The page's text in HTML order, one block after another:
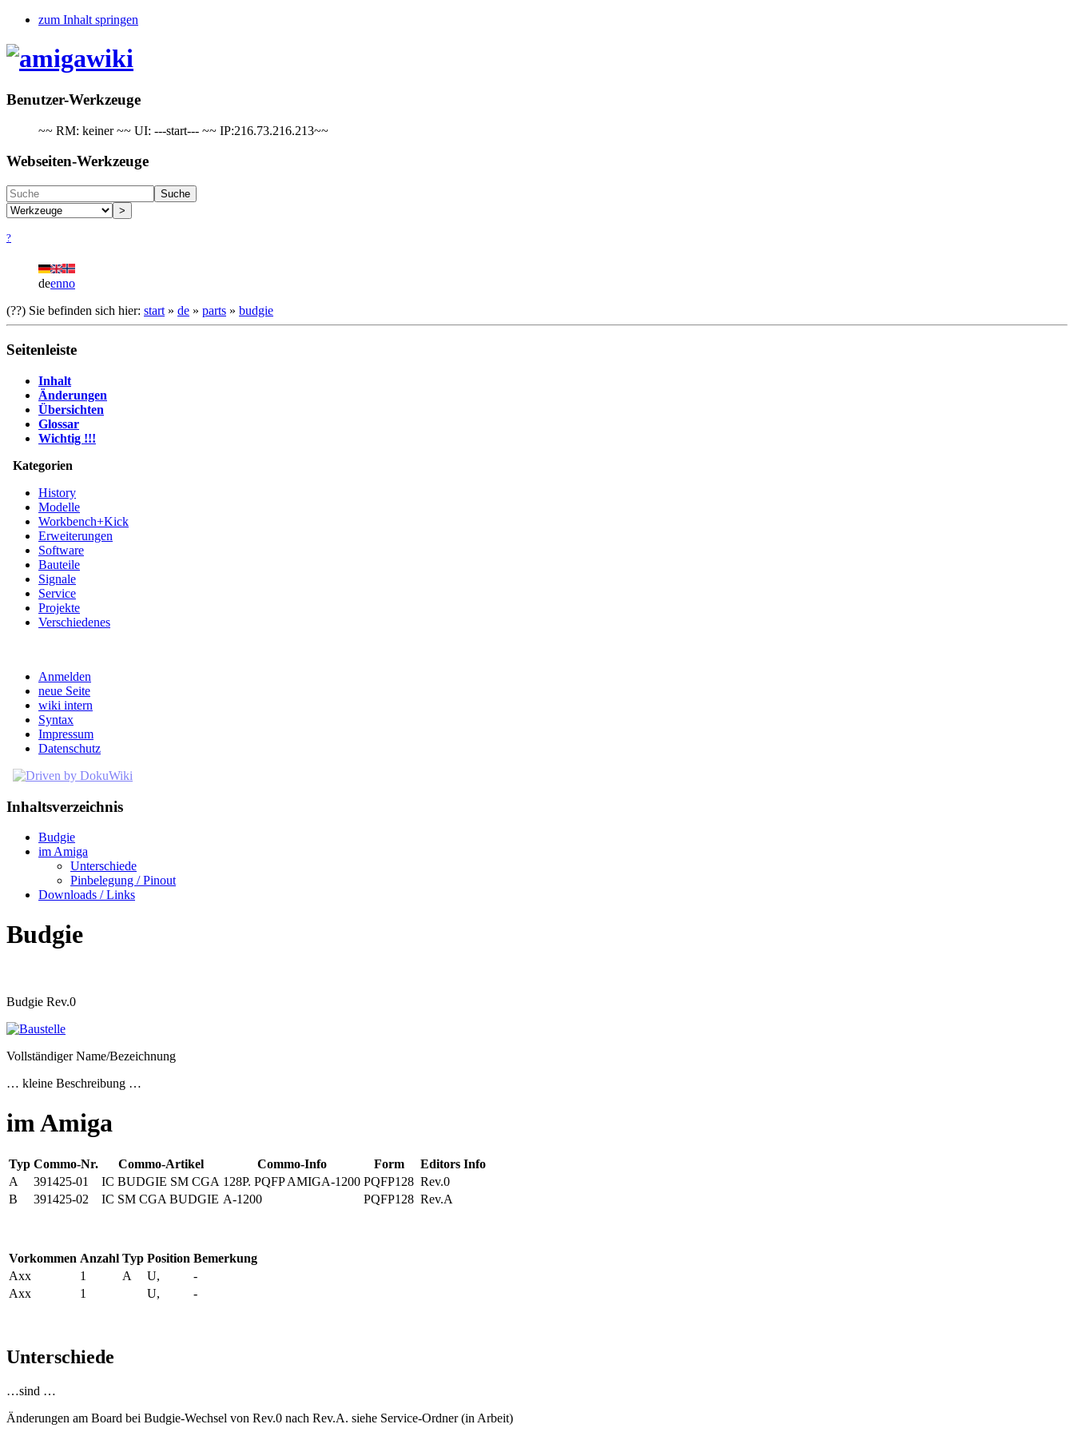
zum Inhalt springen
Benutzer-Werkzeuge
~~ RM: keiner ~~ UI: ---start--- ~~ IP:216.73.216.213~~
Webseiten-Werkzeuge
Suche
>
?
deenno
(??) Sie befinden sich hier: start » de » parts » budgie
Seitenleiste
Inhalt
Änderungen
Übersichten
Glossar
Wichtig !!!
Kategorien
History
Modelle
Workbench+Kick
Erweiterungen
Software
Bauteile
Signale
Service
Projekte
Verschiedenes
Anmelden
neue Seite
wiki intern
Syntax
Impressum
Datenschutz
Inhaltsverzeichnis
Budgie
im Amiga
Unterschiede
Pinbelegung / Pinout
Downloads / Links
Budgie
Budgie Rev.0
Vollständiger Name/Bezeichnung
… kleine Beschreibung …
im Amiga
Typ Commo-Nr. Commo-Artikel Commo-Info Form
Editors Info
A
391425-01 IC BUDGIE SM CGA 128P. PQFP AMIGA-1200 PQFP128 Rev.0
B
391425-02 IC SM CGA BUDGIE A-1200 PQFP128 Rev.A
Vorkommen Anzahl Typ Position Bemerkung
Axx
1 A U,
-
Axx
1 U, -
Unterschiede
…sind …
Änderungen am Board bei Budgie-Wechsel von Rev.0 nach Rev.A. siehe Service-Ordner (in Arbeit)